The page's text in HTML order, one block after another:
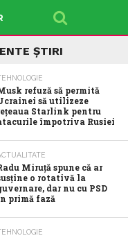
ȘTIRI
refuză să permită
să utilizeze
Starlink pentru
împotriva Rusiei
Miruţă spune că ar
o rotativă la
dar nu cu PSD
primă fază